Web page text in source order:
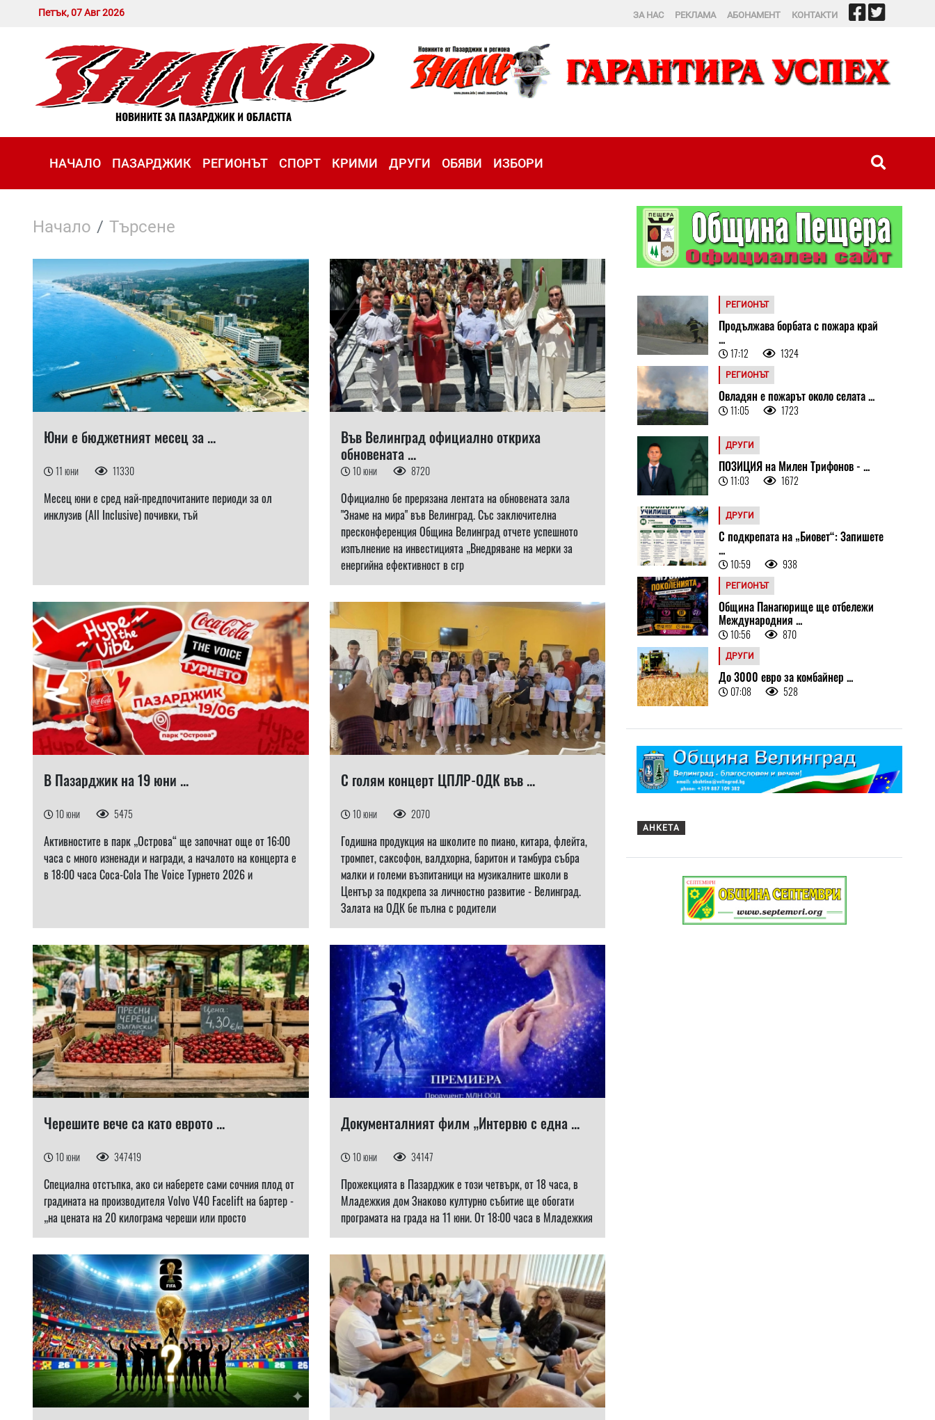
Петък, 07 Авг 2026 ЗА НАС РЕКЛАМА АБОНАМЕНТ КОНТАКТИ
НАЧАЛО ПАЗАРДЖИК РЕГИОНЪТ СПОРТ КРИМИ ДРУГИ ОБЯВИ ИЗБОРИ
Начало Търсене
Юни е бюджетният месец за ...
11 юни 11330
Месец юни е сред най-предпочитаните периоди за ол
инклузив (All Inclusive) почивки, тъй
Във Велинград официално откриха
обновената ...
10 юни 8720
Официално бе прерязана лентата на обновената зала
"Знаме на мира" във Велинград. Със заключителна
пресконференция Община Велинград отчете успешното
изпълнение на инвестицията „Внедряване на мерки за
енергийна ефективност в сгр
В Пазарджик на 19 юни ...
10 юни 5475
Активностите в парк „Острова“ ще започнат още от 16:00
часа с много изненади и награди, а началото на концерта е
в 18:00 часа Coca-Cola The Voice Турнето 2026 и
С голям концерт ЦПЛР-ОДК във ...
10 юни 2070
Годишна продукция на школите по пиано, китара, флейта,
тромпет, саксофон, валдхорна, баритон и тамбура събра
малки и големи възпитаници на музикалните школи в
Център за подкрепа за личностно развитие - Велинград.
Залата на ОДК бе пълна с родители
Черешите вече са като еврото ...
10 юни 347419
Специална отстъпка, ако си наберете сами сочния плод от
градината на производителя Volvo V40 Facelift на бартер -
„на цената на 20 килограма череши или просто
Документалният филм „Интервю с една ...
10 юни 34147
Прожекцията в Пазарджик е този четвърк, от 18 часа, в
Младежкия дом Знаково културно събитие ще обогати
програмата на града на 11 юни. От 18:00 часа в Младежкия
РЕГИОНЪТ
Продължава борбата с пожара край
...
17:12 1324
РЕГИОНЪТ
Овладян е пожарът около селата ...
11:05 1723
ДРУГИ
ПОЗИЦИЯ на Милен Трифонов - ...
11:03 1672
ДРУГИ
С подкрепата на „Биовет“: Запишете
...
10:59 938
РЕГИОНЪТ
Община Панагюрище ще отбележи
Международния ...
10:56 870
ДРУГИ
До 3000 евро за комбайнер ...
07:08 528
АНКЕТА